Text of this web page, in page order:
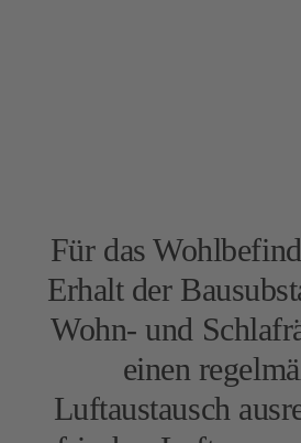
Für das
Erhalt der
Wohn- und
einen
Luftaustausch